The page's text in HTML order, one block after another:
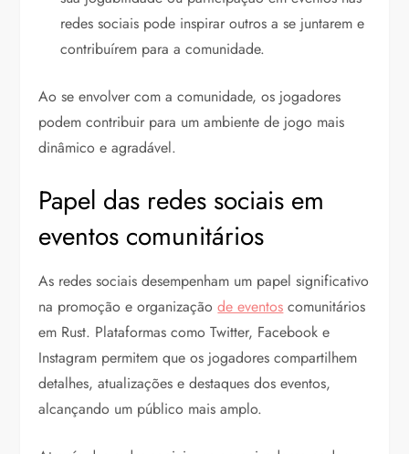
redes sociais pode inspirar outros a se juntarem e
contribuírem para a comunidade.
Ao se envolver com a comunidade, os jogadores
podem contribuir para um ambiente de jogo mais
dinâmico e agradável.
Papel das redes sociais em
eventos comunitários
As redes sociais desempenham um papel significativo
na promoção e organizaçãode eventos comunitários
em Rust. Plataformas como Twitter, Facebook e
Instagram permitem que os jogadores compartilhem
detalhes, atualizações e destaques dos eventos,
alcançando um público mais amplo.